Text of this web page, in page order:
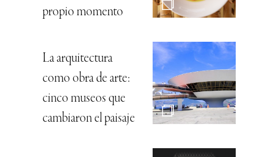
propio momento
La arquitectura
como obra de arte:
cinco museos que
cambiaron el paisaje